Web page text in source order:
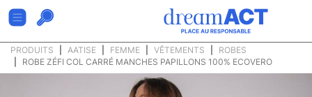
PRODUITS AATISE FEMME VÊTEMENTS
ROBES
ROBE ZÉFI COL CARRÉ MANCHES PAPILLONS 100% ECOVERO